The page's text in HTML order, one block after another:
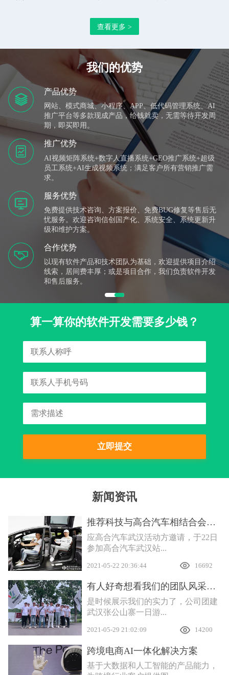
统、数字人直播平台、AI生成视频、GEO+SEO、AI超级员
统等多款企业应用软件，拥有全部自主研发知识产权。 公
司技术实力雄厚，主要团队成员曾服务于BAT等知名头部企
业，公司以致力于让每一个案例都成为经典的服务标准为客
户提供整体解决方案。团队成员现有UI、JAVA、
SpringBoot、SpringCloud、VUE、Uni-APP、PHP、IOS、
Androd、视频制作等技术开发与运维人员，可为各行业提供
企业自企业网站建设到内部管理系统搭建、系统升级与维
护、软件资质证书、企业数字化转型解决方案和软件订制开
查看更多 >
我们的优势
产品优势
网站、模式商城、小程序、APP、低代码管理系统、AI
推广平台等多款现成产品，给钱就卖，无需等待开发周
期，即买即用。
推广优势
AI视频矩阵系统+数字人直播系统+GEO推广系统+超级
员工系统+AI生成视频系统；满足客户所有营销推广需
求。
服务优势
免费提供技术咨询、方案报价、免费BUG修复等售后无
忧服务。欢迎咨询信创国产化、系统安全、系统更新升
级和维护方案。
合作优势
以现有软件产品和技术团队为基础，欢迎提供项目介绍
线索，居间费丰厚；或是项目合作，我们负责软件开发
和售后服务。
算一算你的软件开发需要多少钱？
立即提交
新闻资讯
推荐科技与高合汽车相结合会产生什么样的互联效应
应高合汽车武汉活动方邀请，于22日
参加高合汽车武汉站...
2021-05-22 20:36:44 16692
有人好奇想看我们的团队风采，安排
是时候展示我们的实力了，公司团建
武汉张公山寨一日游...
2021-05-29 21:02:09 14200
跨境电商AI一体化解决方案
基于大数据和人工智能的产品能力，